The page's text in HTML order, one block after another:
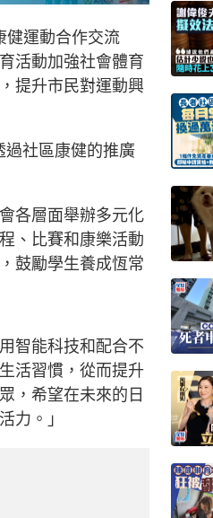
健運動合作交流
活動加強社會體育
提升市民對運動興
社區康健的推廣
各層面舉辦多元化
、比賽和康樂活動
鼓勵學生養成恆常
智能科技和配合不
活習慣，從而提升
，希望在未來的日
力。」